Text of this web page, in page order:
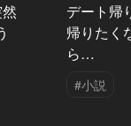
デート帰
帰りたく
ら…
#小説